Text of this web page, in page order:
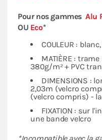
Pour nos gammes Alu
OU Eco*
COULEUR :
MATIÈRE :
380g/m² + PVC
DIMENSIONS :
2,03m (velcro
(velcro compris) -
FIXATION : sur
une bande velcro